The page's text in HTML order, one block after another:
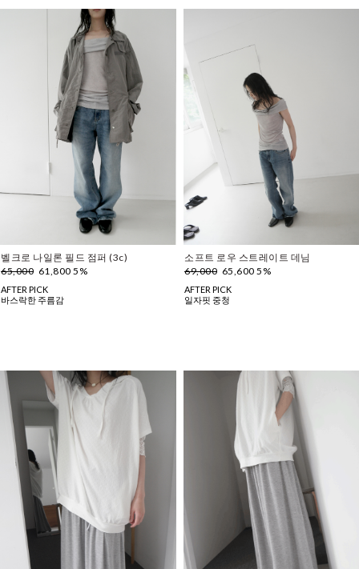
벨크로 나일론 필드 점퍼 (3c)
65,000 61,800 5%
AFTER PICK
바스락한 주름감
소프트 로우 스트레이트 데님
69,000 65,600 5%
AFTER PICK
일자핏 중청